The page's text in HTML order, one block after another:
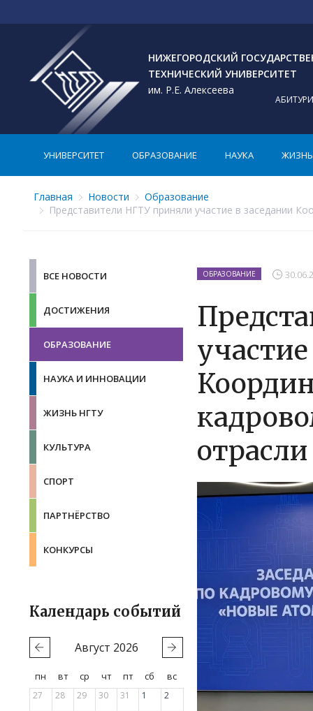
НИЖЕГОРОДСКИЙ
ТЕХНИЧЕСКИЙ УНИВЕРСИТЕТ
им. Р.Е. Алексеева
УНИВЕРСИТЕТ ОБРАЗОВАНИЕ НАУКА ЖИЗНЬ
Главная Новости
Образование
Представители НГТУ приняли участие в заседании
ВСЕ НОВОСТИ
ДОСТИЖЕНИЯ
ОБРАЗОВАНИЕ
НАУКА И ИННОВАЦИИ
ЖИЗНЬ НГТУ
КУЛЬТУРА
СПОРТ
ПАРТНЁРСТВО
КОНКУРСЫ
Календарь событий
Август 2026
пн вт ср чт пт сб
вс
27
28 29 30 31 1
2
ОБРАЗОВАНИЕ
отрасли